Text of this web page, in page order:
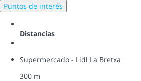
Puntos de interés
Distancias
Supermercado - Lidl La Bretxa
300 m